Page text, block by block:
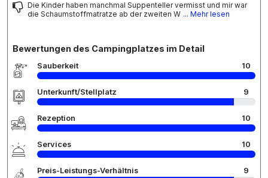
Die Kinder haben manchmal Suppenteller vermisst und mir war
die Schaumstoffmatratze ab der zweiten W ... Mehr lesen
Bewertungen des Campingplatzes im Detail
Sauberkeit 10
Unterkunft/Stellplatz 9
Rezeption 10
Services 10
Preis-Leistungs-Verhältnis 9